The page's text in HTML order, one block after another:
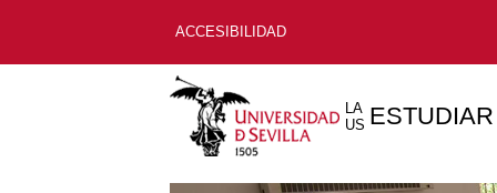
ACCESIBILIDAD
LA
US ESTUDIAR